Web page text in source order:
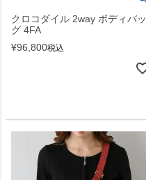
クロコダイル 2way ボディバッ
グ 4FA
¥96,800税込